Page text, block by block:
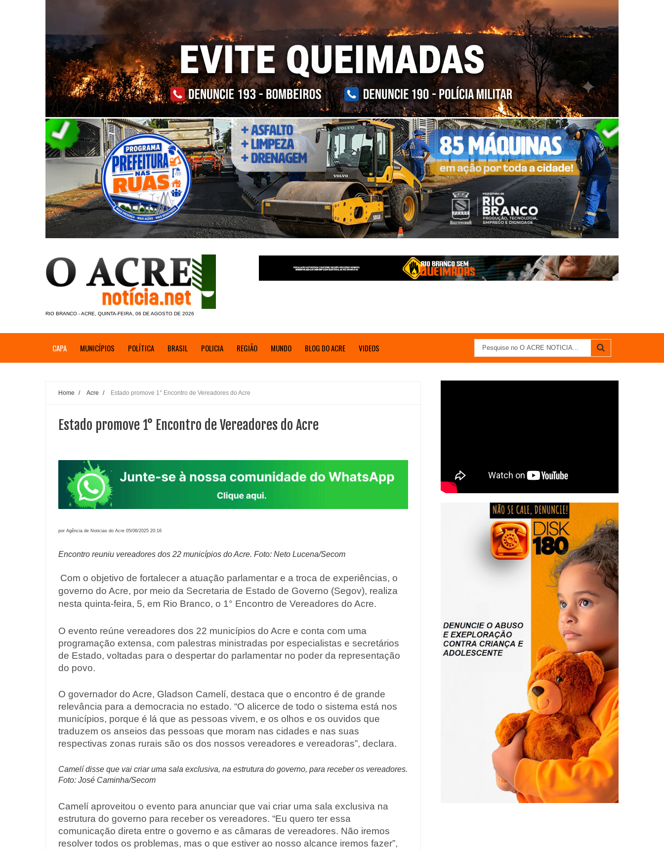
RIO BRANCO - ACRE, QUINTA-FEIRA, 06 DE AGOSTO DE 2026
CAPA MUNICÍPIOS POLÍTICA BRASIL POLICIA REGIÃO MUNDO BLOG DO ACRE VIDEOS
Home / Acre / Estado promove 1° Encontro de Vereadores do Acre
Estado promove 1° Encontro de Vereadores do Acre
por Agência de Noticias do Acre 05/06/2025 20:16
Encontro reuniu vereadores dos 22 municípios do Acre. Foto: Neto Lucena/Secom
Com o objetivo de fortalecer a atuação parlamentar e a troca de experiências, o
governo do Acre, por meio da Secretaria de Estado de Governo (Segov), realiza
nesta quinta-feira, 5, em Rio Branco, o 1° Encontro de Vereadores do Acre.
O evento reúne vereadores dos 22 municípios do Acre e conta com uma
programação extensa, com palestras ministradas por especialistas e secretários
de Estado, voltadas para o despertar do parlamentar no poder da representação
do povo.
O governador do Acre, Gladson Camelí, destaca que o encontro é de grande
relevância para a democracia no estado. “O alicerce de todo o sistema está nos
municípios, porque é lá que as pessoas vivem, e os olhos e os ouvidos que
traduzem os anseios das pessoas que moram nas cidades e nas suas
respectivas zonas rurais são os dos nossos vereadores e vereadoras”, declara.
Camelí disse que vai criar uma sala exclusiva, na estrutura do governo, para receber os vereadores.
Foto: José Caminha/Secom
Camelí aproveitou o evento para anunciar que vai criar uma sala exclusiva na
estrutura do governo para receber os vereadores. “Eu quero ter essa
comunicação direta entre o governo e as câmaras de vereadores. Não iremos
resolver todos os problemas, mas o que estiver ao nosso alcance iremos fazer”,